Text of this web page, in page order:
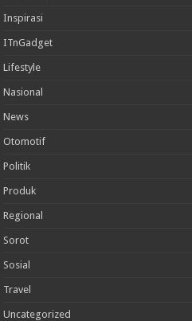
Inspirasi
ITnGadget
Lifestyle
Nasional
News
Otomotif
Politik
Produk
Regional
Sorot
Sosial
Travel
Uncategorized